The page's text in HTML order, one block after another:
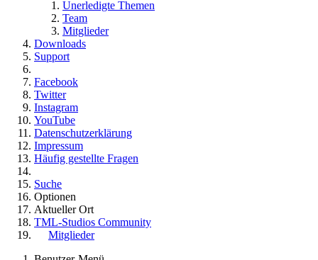
Unerledigte Themen
Team
Mitglieder
Downloads
Support
Facebook
Twitter
Instagram
YouTube
Datenschutzerklärung
Impressum
Häufig gestellte Fragen
Suche
Optionen
Aktueller Ort
TML-Studios Community
Mitglieder